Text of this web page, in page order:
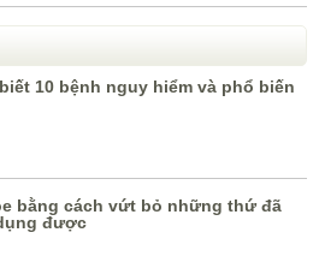
10 bệnh nguy hiểm và phổ biến
bằng cách vứt bỏ những thứ đã
được